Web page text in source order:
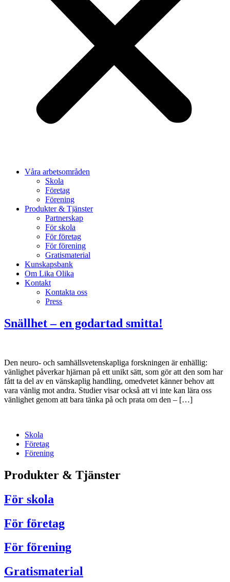
Våra arbetsområden
Skola
Företag
Förening
Produkter & Tjänster
Partnerskap
För skola
För företag
För förening
Gratismaterial
Kunskapsbank
Om Lika Olika
Kontakt
Kontakta oss
Press
Snällhet – en godartad smitta!
Den neuro- och samhällsvetenskapliga forskningen är enhällig:
vänlighet påverkar hjärnan på ett unikt sätt, som gör att den som har
fått ta del av en vänskaplig handling, omedvetet känner behov att
vara vänlig mot andra. Studier visar också att vi inte kan lära oss
vänlighet genom att bara tänka på och prata om den – […]
Skola
Företag
Förening
Produkter & Tjänster
För skola
För företag
För förening
Gratismaterial